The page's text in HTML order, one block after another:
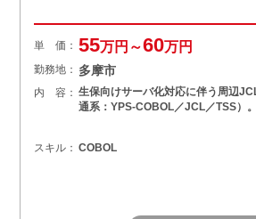
単 価： 55万円～60万円
勤務地： 多摩市
内 容： 生保向けサーバ化対応に伴う周辺
通系：YPS-COBOL／JCL／TSS）
スキル： COBOL